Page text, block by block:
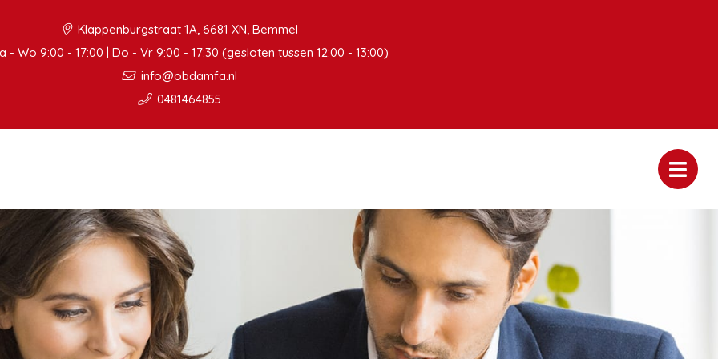
Klappenburgstraat 1A, 6681 XN, Bemmel
- Wo 9:00 - 17:00 | Do - Vr 9:00 - 17:30 (gesloten tussen 12:00 - 13:00)
info@obdamfa.nl
0481464855